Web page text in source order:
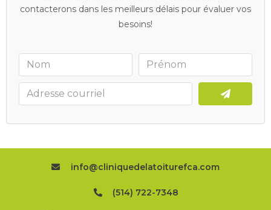
contacterons dans les meilleurs délais pour évaluer vos
besoins!
info@cliniquedelatoiturefca.com
(514) 722-7348